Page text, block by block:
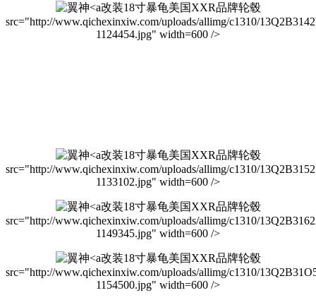
改装18寸暴龟美国XXR品牌轮毂
src="http://www.qichexinxiw.com/uploads/allimg/c1310/
1124454.jpg" width=600 />
改装18寸暴龟美国XXR品牌轮毂
src="http://www.qichexinxiw.com/uploads/allimg/c1310/
1133102.jpg" width=600 />
改装18寸暴龟美国XXR品牌轮毂
src="http://www.qichexinxiw.com/uploads/allimg/c1310/
1149345.jpg" width=600 />
改装18寸暴龟美国XXR品牌轮毂
src="http://www.qichexinxiw.com/uploads/allimg/c1310/
1154500.jpg" width=600 />